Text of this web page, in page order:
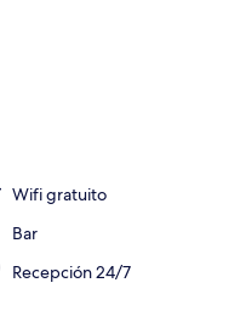
Wifi gratuito
Bar
Recepción 24/7